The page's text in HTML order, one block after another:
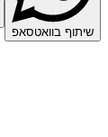
שיתוף בוואטסאפ